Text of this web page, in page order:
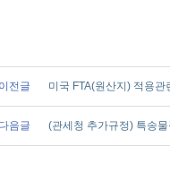
전글 미국 FTA(원산지) 적용
음글 (관세청 추가규정) 특송